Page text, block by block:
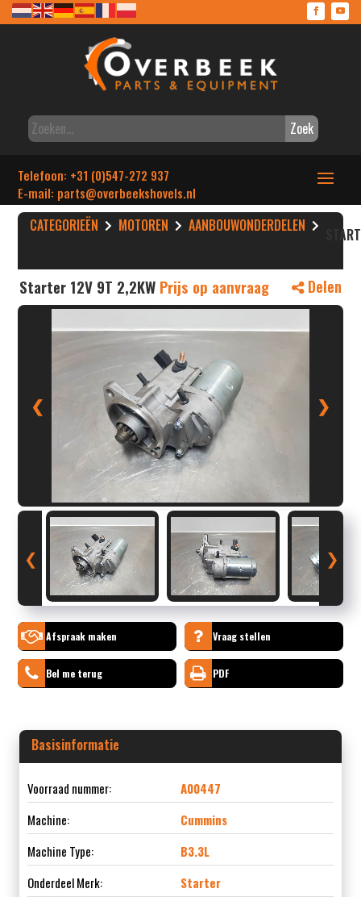
Zoek
Telefoon: +31 (0)547-272 937
E-mail: parts@overbeekshovels.nl
CATEGORIEËN MOTOREN AANBOUWONDERDELEN
Starter 12V 9T 2,2KW Prijs op aanvraag Delen
❮ ❯
❮ ❯
Afspraak maken Vraag stellen
Bel me terug PDF
Basisinformatie
Voorraad nummer:
A00447
Machine:
Cummins
Machine Type:
B3.3L
Onderdeel Merk:
Starter